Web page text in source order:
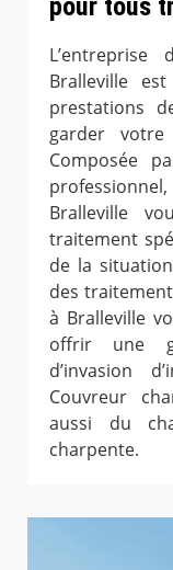
pour tous
Bralleville
prestations
garder
Composée
Bralleville
traitement
de la
des
à Bralleville
offrir une
d’invasion
Couvreur
aussi du
charpente.